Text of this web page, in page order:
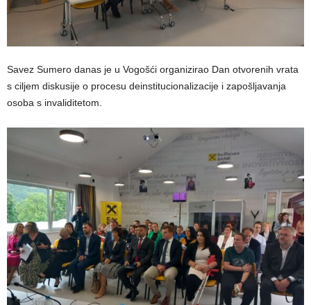
Savez Sumero danas je u Vogošći organizirao Dan otvorenih vrata
s ciljem diskusije o procesu deinstitucionalizacije i zapošljavanja
osoba s invaliditetom.